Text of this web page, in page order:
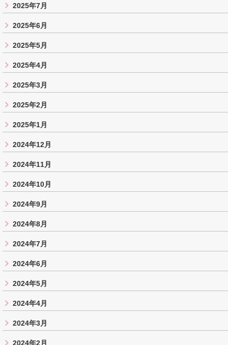
2025年7月
2025年6月
2025年5月
2025年4月
2025年3月
2025年2月
2025年1月
2024年12月
2024年11月
2024年10月
2024年9月
2024年8月
2024年7月
2024年6月
2024年5月
2024年4月
2024年3月
2024年2月